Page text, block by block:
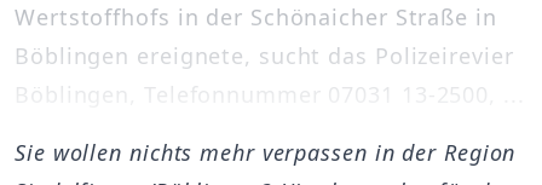
Wertstoffhofs in der Schönaicher Straße in
Böblingen ereignete, sucht das Polizeirevier
Böblingen, Telefonnummer 07031 13-2500, ...
Sie wollen nichts mehr verpassen in der Region